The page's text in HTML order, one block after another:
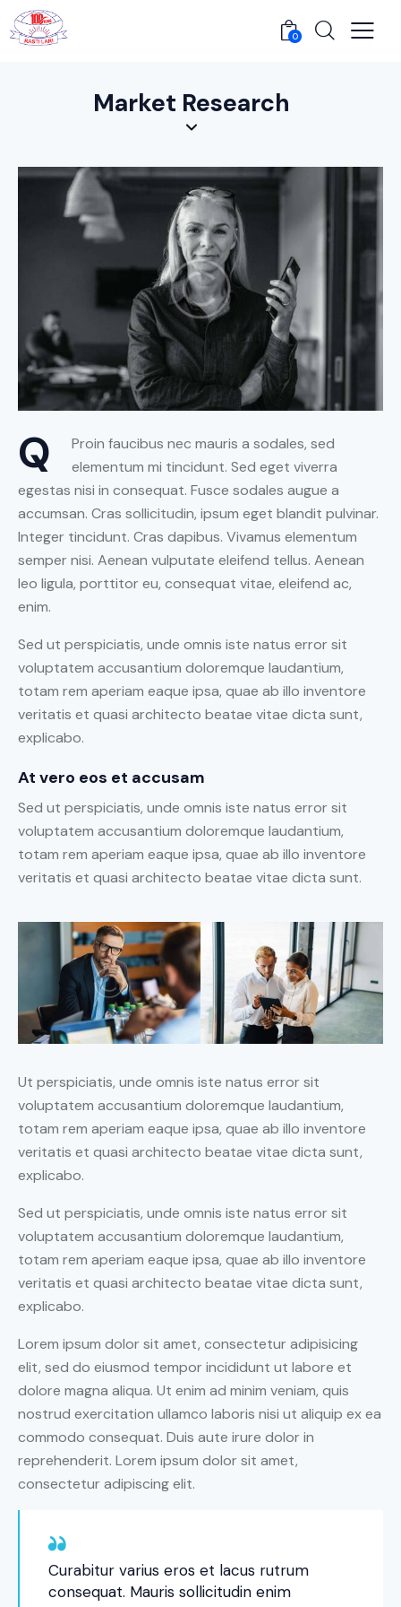
0
Market Research
Q
Proin faucibus nec mauris a sodales, sed
elementum mi tincidunt. Sed eget viverra
egestas nisi in consequat. Fusce sodales augue a
accumsan. Cras sollicitudin, ipsum eget blandit pulvinar.
Integer tincidunt. Cras dapibus. Vivamus elementum
semper nisi. Aenean vulputate eleifend tellus. Aenean
leo ligula, porttitor eu, consequat vitae, eleifend ac,
enim.
Sed ut perspiciatis, unde omnis iste natus error sit
voluptatem accusantium doloremque laudantium,
totam rem aperiam eaque ipsa, quae ab illo inventore
veritatis et quasi architecto beatae vitae dicta sunt,
explicabo.
At vero eos et accusam
Sed ut perspiciatis, unde omnis iste natus error sit
voluptatem accusantium doloremque laudantium,
totam rem aperiam eaque ipsa, quae ab illo inventore
veritatis et quasi architecto beatae vitae dicta sunt.
Ut perspiciatis, unde omnis iste natus error sit
voluptatem accusantium doloremque laudantium,
totam rem aperiam eaque ipsa, quae ab illo inventore
veritatis et quasi architecto beatae vitae dicta sunt,
explicabo.
Sed ut perspiciatis, unde omnis iste natus error sit
voluptatem accusantium doloremque laudantium,
totam rem aperiam eaque ipsa, quae ab illo inventore
veritatis et quasi architecto beatae vitae dicta sunt,
explicabo.
Lorem ipsum dolor sit amet, consectetur adipisicing
elit, sed do eiusmod tempor incididunt ut labore et
dolore magna aliqua. Ut enim ad minim veniam, quis
nostrud exercitation ullamco laboris nisi ut aliquip ex ea
commodo consequat. Duis aute irure dolor in
reprehenderit. Lorem ipsum dolor sit amet,
consectetur adipiscing elit.
Curabitur varius eros et lacus rutrum
consequat. Mauris sollicitudin enim